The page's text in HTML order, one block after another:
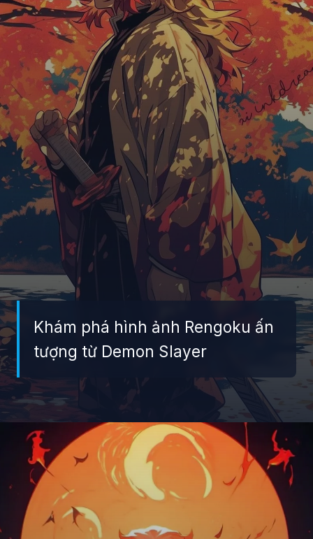
Khám phá hình ảnh Rengoku ấn
tượng từ Demon Slayer
Đang mở https://giaydabonghana.com/rengoku